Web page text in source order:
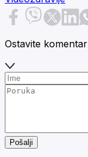
Ostavite komentar
Pošalji